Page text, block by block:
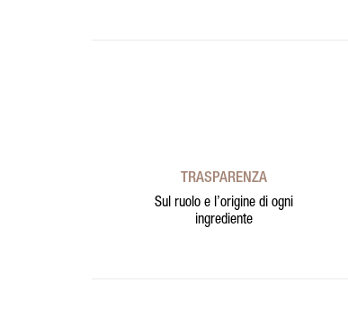
TRASPARENZA
Sul ruolo e l’origine di ogni
ingrediente